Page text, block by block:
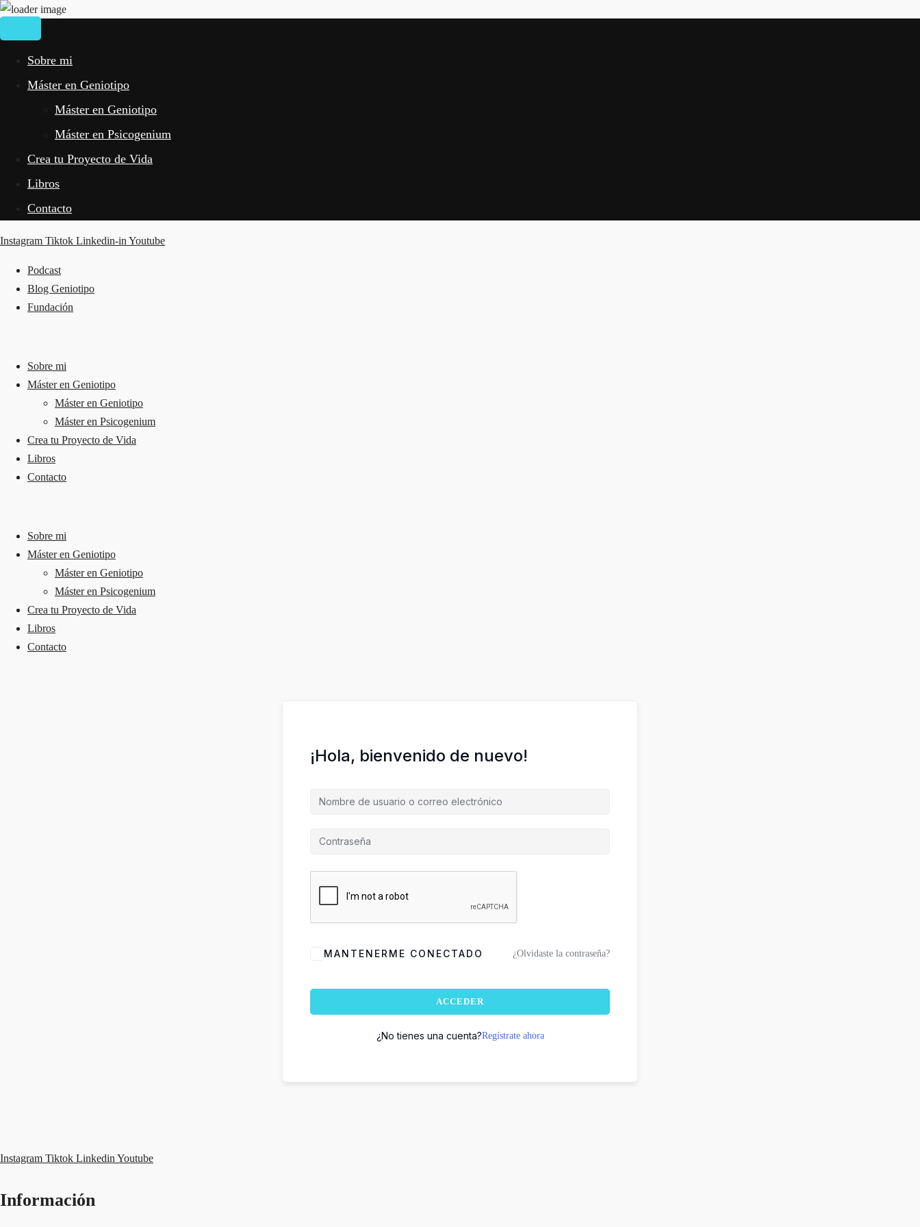
Sobre mi
Máster en Geniotipo
Máster en Geniotipo
Máster en Psicogenium
Crea tu Proyecto de Vida
Libros
Contacto
Instagram Tiktok Linkedin-in Youtube
Podcast
Blog Geniotipo
Fundación
Sobre mi
Máster en Geniotipo
Máster en Geniotipo
Máster en Psicogenium
Crea tu Proyecto de Vida
Libros
Contacto
Sobre mi
Máster en Geniotipo
Máster en Geniotipo
Máster en Psicogenium
Crea tu Proyecto de Vida
Libros
Contacto
¡Hola, bienvenido de nuevo!
MANTENERME CONECTADO ¿Olvidaste la contraseña?
ACCEDER
¿No tienes una cuenta?Regístrate ahora
Instagram Tiktok Linkedin Youtube
Información